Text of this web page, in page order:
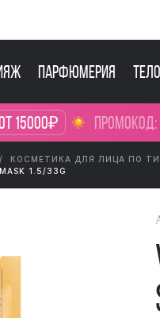
Парфюмерия Тело
15000₽ промокод:
КОСМЕТИКА ДЛЯ ЛИЦА ПО
1.5/33G